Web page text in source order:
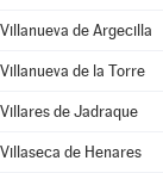
Villanueva de Argecilla
Villanueva de la Torre
Villares de Jadraque
Villaseca de Henares